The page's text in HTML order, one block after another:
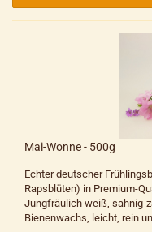
Mai-Wonne - 500g
Echter deutscher
Rapsblüten) in Premium-
Jungfräulich weiß, sahnig-
Bienenwachs, leicht, rein